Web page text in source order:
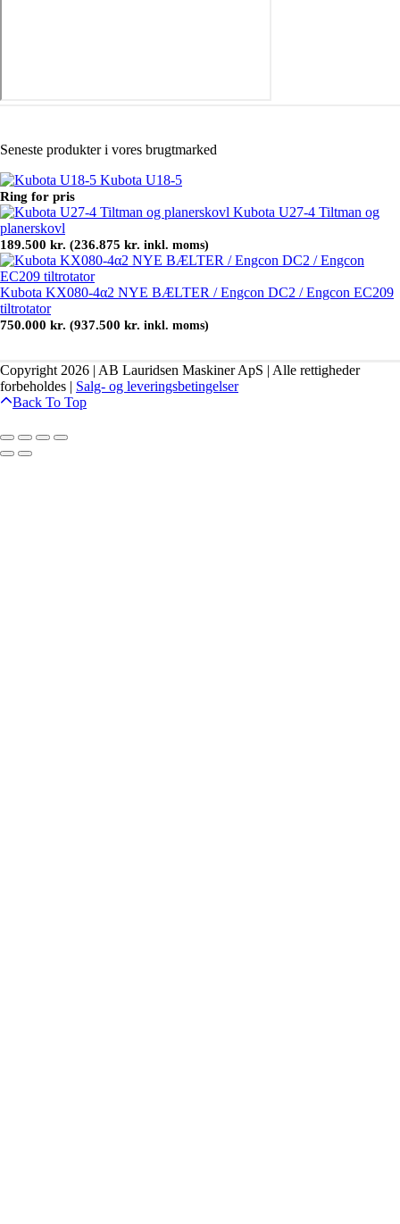
Seneste produkter i vores brugtmarked
Kubota U18-5
Ring for pris
Kubota U27-4 Tiltman og
planerskovl
189.500 kr. (236.875 kr. inkl. moms)
Kubota KX080-4α2 NYE BÆLTER / Engcon DC2 / Engcon EC209
tiltrotator
750.000 kr. (937.500 kr. inkl. moms)
Copyright 2026 | AB Lauridsen Maskiner ApS | Alle rettigheder
forbeholdes | Salg- og leveringsbetingelser
Back To Top